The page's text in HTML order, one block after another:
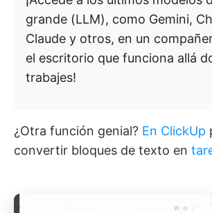
grande (LLM), como Gemini,
Claude y otros, en un
el escritorio que funciona allá
trabajes!
¿Otra función genial? En ClickUp
convertir bloques de texto en